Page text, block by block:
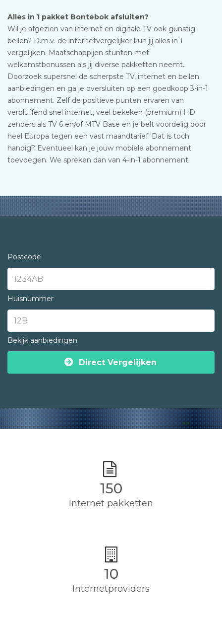
Alles in 1 pakket Bontebok afsluiten?
Wil je afgezien van internet en digitale TV ook gunstig
bellen? D.m.v. de internetvergelijker kun jij alles in 1
vergelijken. Maatschappijen stunten met
welkomstbonussen als jij diverse pakketten neemt.
Doorzoek supersnel de scherpste TV, internet en bellen
aanbiedingen en ga je oversluiten op een goedkoop 3-in-1
abonnement. Zelf de positieve punten ervaren van
verbluffend snel internet, veel bekeken (premium) HD
zenders als TV 6 en/of MTV Base en je belt voordelig door
heel Europa tegen een vast maandtarief. Dat is toch
handig? Eventueel kan je jouw mobiele abonnement
toevoegen. We spreken dan van 4-in-1 abonnement.
Postcode
Huisnummer
Bekijk aanbiedingen
Direct Vergelijken
150
Internet pakketten
10
Internetproviders